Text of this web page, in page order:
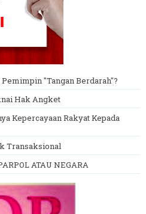
"Tangan Berdarah"?
Hak Angket
Kepercayaan Rakyat Kepada
Transaksional
ATAU NEGARA